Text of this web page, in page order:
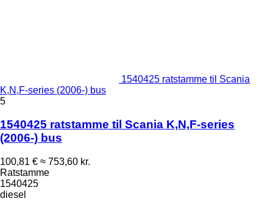
1540425 ratstamme til Scania
K,N,F-series (2006-) bus
5
1540425 ratstamme til Scania K,N,F-series
(2006-) bus
100,81 € ≈ 753,60 kr.
Ratstamme
1540425
diesel